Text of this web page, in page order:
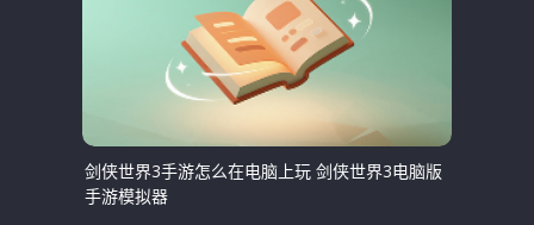
剑侠世界3手游怎么在电脑上玩 剑侠世界3电脑版
手游模拟器